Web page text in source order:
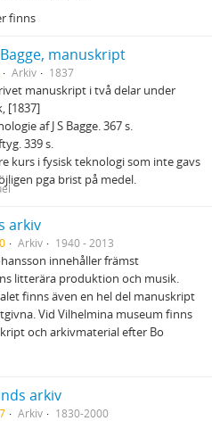
finns
manuskript
Arkiv 1837
manuskript i två delar under
[1837]
af J S Bagge. 367 s.
339 s.
kurs i fysisk teknologi som inte gavs
pga brist på medel.
arkiv
Arkiv 1940 - 2013
innehåller främst
litterära produktion och musik.
finns även en hel del manuskript
Vid Vilhelmina museum finns
och arkivmaterial efter Bo
arkiv
Arkiv 1830-2000